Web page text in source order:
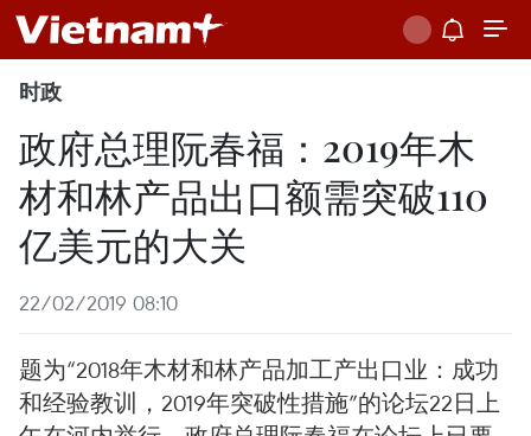
时政
政府总理阮春福：2019年木
材和林产品出口额需突破110
亿美元的大关
22/02/2019 08:10
题为“2018年木材和林产品加工产出口业：成功
和经验教训，2019年突破性措施”的论坛22日上